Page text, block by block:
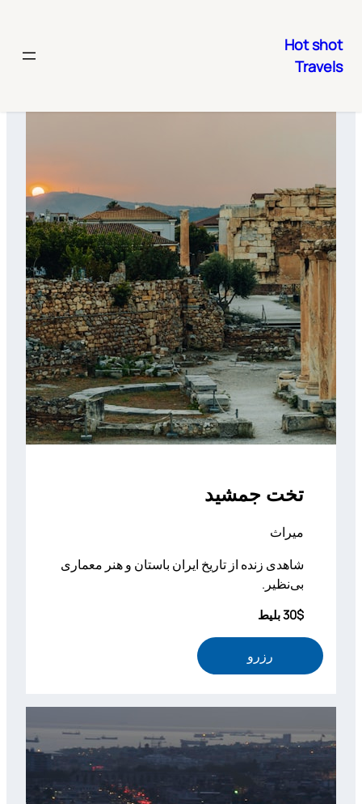
رفتن
محتوا
Hot shot
Travels
تخت جمشید
میراث
شاهدی زنده از تاریخ ایران باستان و هنر معماری
بی‌نظیر.
30$ بلیط
رزرو